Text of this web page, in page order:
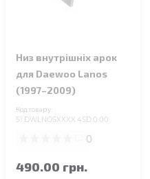
Низ внутрішніх арок
для Daewoo Lanos
(1997–2009)
Код товару:
51.DWLNOSXXXX.4SD.0.00
0
490.00 грн.